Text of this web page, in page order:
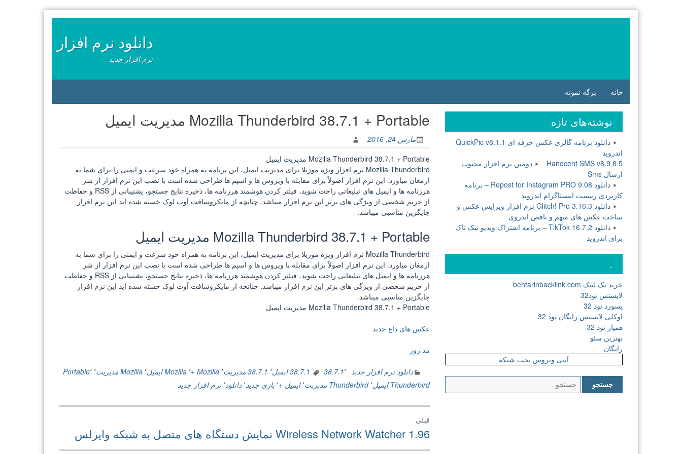
دانلود نرم افزار
نرم افزار جدید
خانه برگه نمونه
Mozilla Thunderbird 38.7.1 + Portable مدیریت ایمیل
مارس 24, 2016
Mozilla Thunderbird 38.7.1 + Portable مدیریت ایمیل
Mozilla Thunderbird نرم افزار ویژه موزیلا برای مدیریت ایمیل، این برنامه به همراه خود سرعت و ایمنی را برای شما به
ارمغان میاورد. این نرم افزار اصولاً برای مقابله با ویروس ها و اسپم ها طراحی شده است با نصب این نرم افزار از شر
هرزنامه ها و ایمیل های تبلیغاتی راحت شوید، فیلتر کردن هوشمند هرزنامه ها، ذخیره نتایج جستجو، پشتیبانی از RSS و حفاظت
از حریم شخصی از ویژگی های برتر این نرم افزار میباشد. چنانچه از مایکروسافت آوت لوک خسته شده اید این نرم افزار
جایگزین مناسبی میباشد.
Mozilla Thunderbird 38.7.1 + Portable مدیریت ایمیل
Mozilla Thunderbird نرم افزار ویژه موزیلا برای مدیریت ایمیل، این برنامه به همراه خود سرعت و ایمنی را برای شما به
ارمغان میاورد. این نرم افزار اصولاً برای مقابله با ویروس ها و اسپم ها طراحی شده است با نصب این نرم افزار از شر
هرزنامه ها و ایمیل های تبلیغاتی راحت شوید، فیلتر کردن هوشمند هرزنامه ها، ذخیره نتایج جستجو، پشتیبانی از RSS و حفاظت
از حریم شخصی از ویژگی های برتر این نرم افزار میباشد. چنانچه از مایکروسافت آوت لوک خسته شده اید این نرم افزار
جایگزین مناسبی میباشد.
Mozilla Thunderbird 38.7.1 + Portable مدیریت ایمیل
عکس های داغ جدید
مد روز
دانلود نرم افزار جدید 38.7.1٬ 38.7.1 ایمیل ٬ 38.7.1 مدیریت ٬ Mozilla + ٬ Mozilla ایمیل ٬ Mozilla مدیریت ٬ Portable٬
Thunderbird ایمیل
٬ Thunderbird مدیریت ٬ ایمیل +٬ بازی جدید٬ دانلود٬ نرم افزار جدید
راهبری
نوشته
قبلی
نوشته
قبلی:
Wireless Network Watcher 1.96 نمایش دستگاه های متصل به شبکه وایرلس
نوشته‌های تازه
دانلود برنامه گالری عکس حرفه ای QuickPic v8.1.1
اندروید
Handcent SMS v8.9.8.5 دومین نرم افزار محبوب
ارسال Sms
دانلود Repost for Instagram PRO 9.08 – برنامه
کاربردی ریپست اینستاگرام اندروید
دانلود Glitch! Pro 3.16.3 نرم افزار ویرایش عکس و
ساخت عکس های مبهم و ناقص اندروی
دانلود TikTok 16.7.2 – برنامه اشتراک ویدیو تیک تاک
برای اندروید
.
خرید بک لینک behtarinbacklink.com
لایسنس نود32
پسورد نود 32
اوکلی لایسنس رایگان نود 32
همیار نود 32
بهترین سئو
رایگان
آنتی ویروس تحت شبکه
برای: